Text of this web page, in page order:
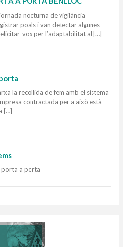
nocturna de vigilància
poals i van detectar algunes
vos per l’adaptabilitat al […]
la recollida de fem amb el sistema
contractada per a això està
[…]
porta a porta